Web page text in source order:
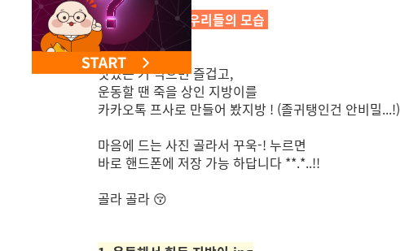
귀여운 지방이 = 우리들의 모습
아니겠어요?!!
맛있는 거 먹으면 즐겁고,
운동할 땐 죽을 상인 지방이를
카카오톡 프사로 만들어 봤지방 ! (졸귀탱인건 안비밀...!)
마음에 드는 사진 골라서 꾸욱-! 누르면
바로 핸드폰에 저장 가능 하답니다 **.*..!!
골라 골라 😚